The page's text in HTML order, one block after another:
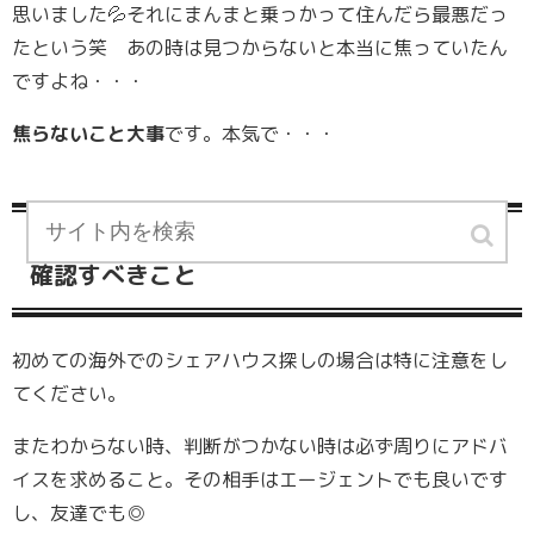
思いました💦それにまんまと乗っかって住んだら最悪だっ
たという笑 あの時は見つからないと本当に焦っていたん
ですよね・・・
焦らないこと大事です。本気で・・・
シェアハウス探しで気を付けるべきこと、
確認すべきこと
初めての海外でのシェアハウス探しの場合は特に注意をし
てください。
またわからない時、判断がつかない時は必ず周りにアドバ
イスを求めること。その相手はエージェントでも良いです
し、友達でも◎